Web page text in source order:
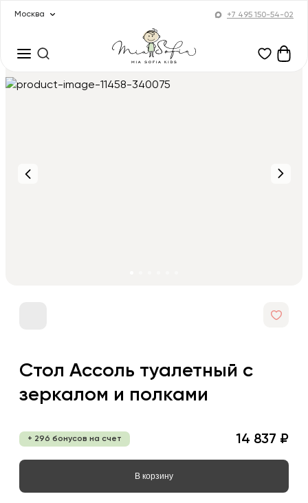
Москва +7 495 150-54-02
Стол Ассоль туалетный с
зеркалом и полками
+ 296 бонусов на счет 14 837 ₽
В корзину